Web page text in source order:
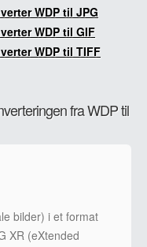
WDP til JPG
WDP til GIF
WDP til TIFF
fra WDP til
bilder) i et format
XR (eXtended